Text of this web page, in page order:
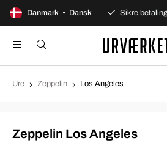
Danmark • Dansk
dages åbent køb Sikre betalinger
Ure Zeppelin Los Angeles
Zeppelin Los Angeles